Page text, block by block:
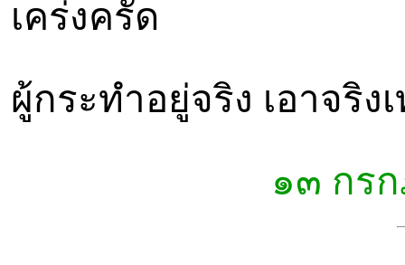
เคร่งครัด
ผู้กระทำอยู่จริง เอาจริง
๑๓ กร